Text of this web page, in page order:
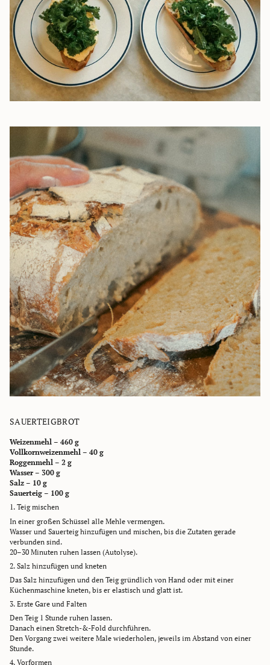
SAUERTEIGBROT
Weizenmehl – 460 g
Vollkornweizenmehl – 40 g
Roggenmehl – 2 g
Wasser – 300 g
Salz – 10 g
Sauerteig – 100 g
1. Teig mischen
In einer großen Schüssel alle Mehle vermengen.
Wasser und Sauerteig hinzufügen und mischen, bis die Zutaten gerade
verbunden sind.
20–30 Minuten ruhen lassen (Autolyse).
2. Salz hinzufügen und kneten
Das Salz hinzufügen und den Teig gründlich von Hand oder mit einer
Küchenmaschine kneten, bis er elastisch und glatt ist.
3. Erste Gare und Falten
Den Teig 1 Stunde ruhen lassen.
Danach einen Stretch-&-Fold durchführen.
Den Vorgang zwei weitere Male wiederholen, jeweils im Abstand von einer
Stunde.
4. Vorformen